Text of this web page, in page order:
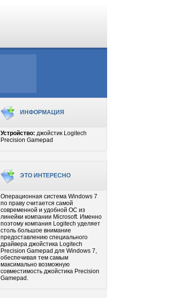
ИНФОРМАЦИЯ
Устройство: джойстик Logitech
Precision Gamepad
ЭТО ИНТЕРЕСНО
Операционная система Windows 7
по праву считается самой
современной и удобной ОС из
линейки компании Microsoft. Именно
поэтому компания Logitech уделяет
столь большое внимание
предоставлению специального
драйвера джойстика Logitech
Precision Gamepad для Windows 7,
обеспечивая тем самым
максимально возможную
совместимость джойстика Precision
Gamepad.